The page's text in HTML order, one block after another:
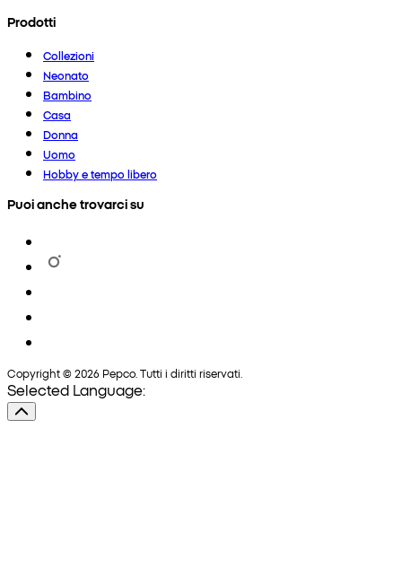
Prodotti
Collezioni
Neonato
Bambino
Casa
Donna
Uomo
Hobby e tempo libero
Puoi anche trovarci su
Copyright © 2026 Pepco. Tutti i diritti riservati.
Selected Language: